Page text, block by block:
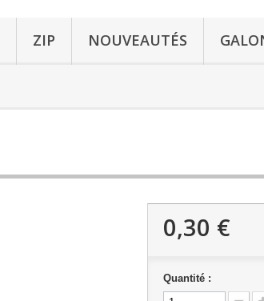
ZIP NOUVEAUTÉS
0,30 €
Quantité :